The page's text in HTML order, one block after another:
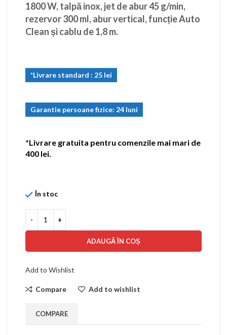
1800 W, talpă inox, jet de abur 45 g/min,
rezervor 300 ml, abur vertical, funcție Auto
Clean și cablu de 1,8 m.
*Livrare standard : 25 lei
Garantie persoane fizice: 24 luni
*Livrare gratuita pentru comenzile mai mari de
400 lei.
În stoc
ADAUGĂ ÎN COȘ
Add to Wishlist
Compare Add to wishlist
COMPARE